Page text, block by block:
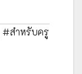
#สำหรับครู